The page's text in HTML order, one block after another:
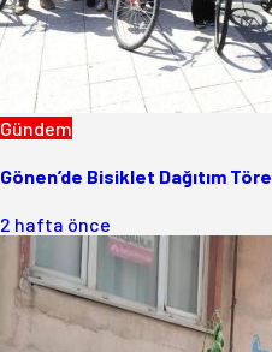
Gündem
Gönen’de Bisiklet Dağıtım
2 hafta önce